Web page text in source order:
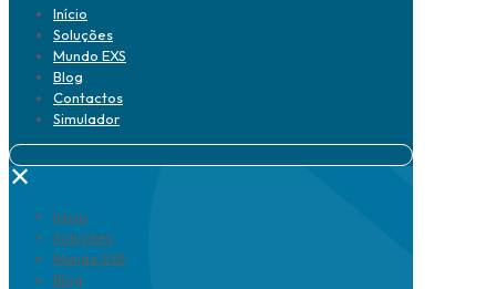
Início
Soluções
Mundo EXS
Blog
Contactos
Simulador
✕
Início
Soluções
Mundo EXS
Blog